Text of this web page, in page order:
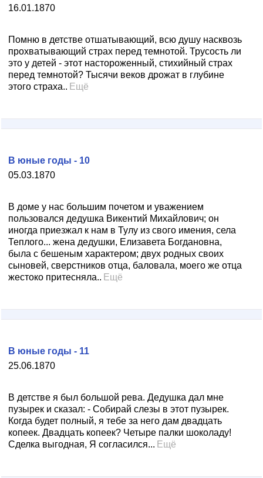
16.01.1870
Помню в детстве отшатывающий, всю душу насквозь
прохватывающий страх перед темнотой. Трусость ли
это у детей - этот настороженный, стихийный страх
перед темнотой? Тысячи веков дрожат в глубине
этого страха.. Ещё
05.03.1870
В юные годы - 10
В доме у нас большим почетом и уважением
пользовался дедушка Викентий Михайлович; он
иногда приезжал к нам в Тулу из свого имения, села
Теплого... жена дедушки, Елизавета Богдановна,
была с бешеным характером; двух родных своих
сыновей, сверстников отца, баловала, моего же отца
жестоко притесняла.. Ещё
25.06.1870
В юные годы - 11
В детстве я был большой рева. Дедушка дал мне
пузырек и сказал: - Собирай слезы в этот пузырек.
Когда будет полный, я тебе за него дам двадцать
копеек. Двадцать копеек? Четыре палки шоколаду!
Сделка выгодная, Я согласился... Ещё